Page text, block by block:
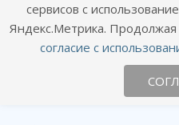
Наши
+7
сервисов с
Яндекс.Метрика. Продолжая
согласие с